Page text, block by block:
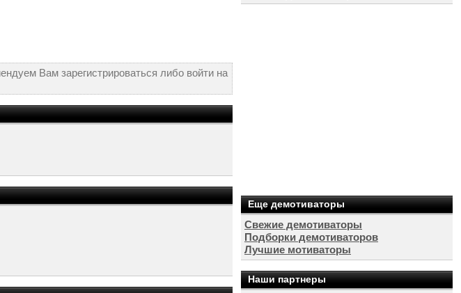
Вам зарегистрироваться либо войти на
Еще демотиваторы
Свежие демотиваторы
Подборки демотиваторов
Лучшие мотиваторы
Наши партнеры